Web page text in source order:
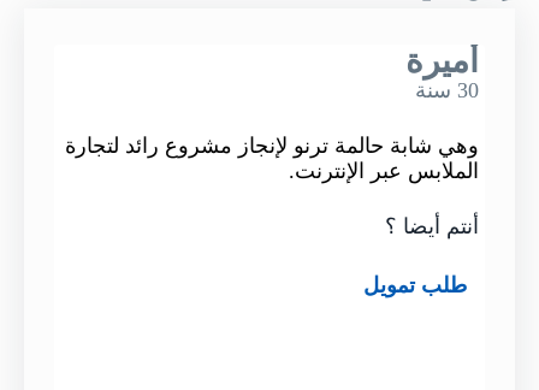
أميرة
30 سنة
وهي شابة حالمة ترنو لإنجاز مشروع رائد لتجارة
الملابس عبر الإنترنت.
أنتم أيضا ؟
طلب تمويل